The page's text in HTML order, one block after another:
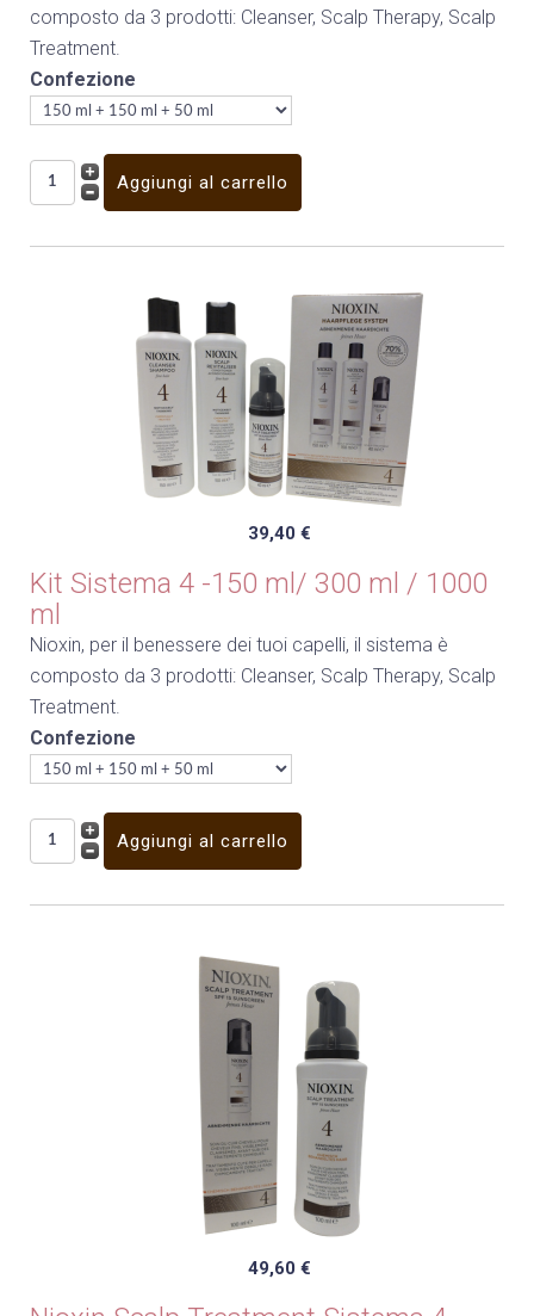
composto da 3 prodotti: Cleanser, Scalp Therapy, Scalp
Treatment.
Confezione
39,40 €
Kit Sistema 4 -150 ml/ 300 ml / 1000
ml
Nioxin, per il benessere dei tuoi capelli, il sistema è
composto da 3 prodotti: Cleanser, Scalp Therapy, Scalp
Treatment.
Confezione
49,60 €